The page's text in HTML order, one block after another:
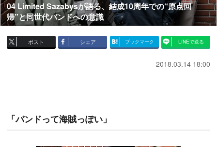
04 Limited Sazabysが語る、結成10周年での“原点回
帰”と同世代バンドへの意識
ポスト シェア ブックマーク LINEで送る
2018.03.14 18:00
「バンドって海賊っぽい」